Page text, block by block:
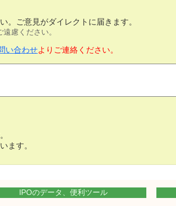
。ご意見がダイレクトに届きます。
慮ください。
い合わせよりご連絡ください。
ます。
IPOのデータ、便利ツール